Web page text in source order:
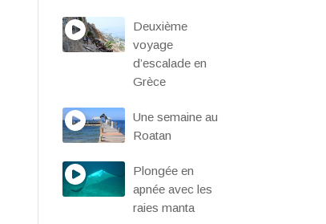
Deuxième
voyage
d’escalade en
Grèce
Une semaine au
Roatan
Plongée en
apnée avec les
raies manta